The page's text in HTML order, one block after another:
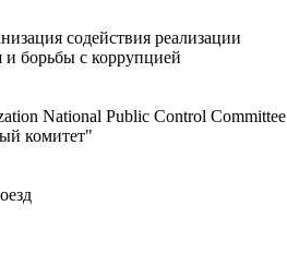
содействия реализации
и борьбы с коррупцией
National Public Control Committee
комитет"